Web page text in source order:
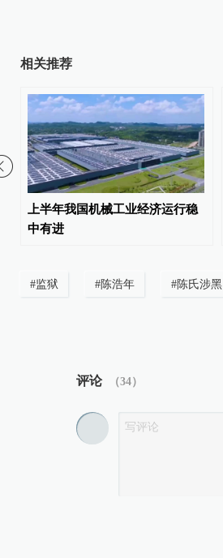
相关推荐
上半年我国机械工业经济运行稳
中有进
#监狱 #陈浩年 #陈氏涉黑
评论 （34）